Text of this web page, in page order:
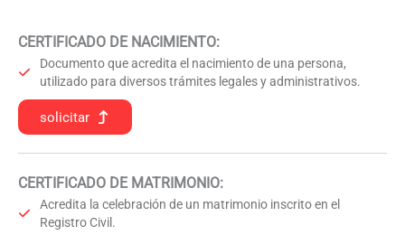
CERTIFICADO DE NACIMIENTO:
Documento que acredita el nacimiento de una persona,
utilizado para diversos trámites legales y administrativos.
solicitar
CERTIFICADO DE MATRIMONIO:
Acredita la celebración de un matrimonio inscrito en el
Registro Civil.